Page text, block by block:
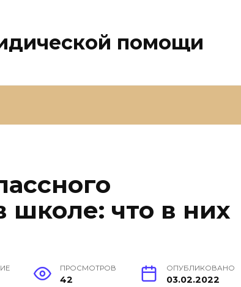
помощи
школе: что в них
ПРОСМОТРОВ
42
ОПУБЛИКОВАНО
03.02.2022